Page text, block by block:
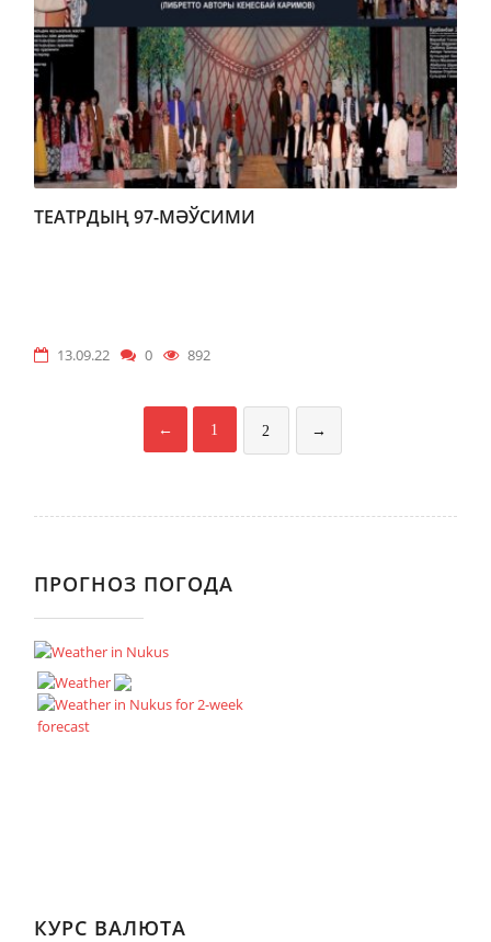
ТЕАТРДЫҢ 97-МӘЎСИМИ
13.09.22 0 892
← 1 2 →
ПРОГНОЗ ПОГОДА
КУРС ВАЛЮТА